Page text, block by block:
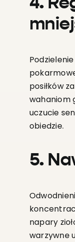
4.
posiłków
wahaniom
uczucie
obiedzie.
5.
napary
warzywne